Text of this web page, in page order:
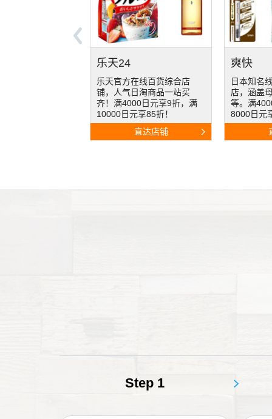
爽快
日本知名线上日化药妆商
店，涵盖母婴和生活用品
等。满4000日元享9折，满
8000日元享88折！
直达店铺
松本清
大型生活
官方店铺
彩妆、母
等应有尽
Vicweb
MIKIHOUSE为主的童装店，
MIKIHOUSE商品比较齐，还
有儿童餐具、户外运动和其
他儿童生活用品。
直达店铺
西松屋
综合线上
尿布奶粉
鞋，几乎
商品都可
at-N
办公用品和文具专卖，凌
美、写乐和百乐等日本书写
品牌钢笔品种多。
直达店铺
Charm
十年口碑
物食品保
品，为家
生活。
Murauchi
生活家电通贩，推荐关注电
饭煲、美容仪、空净器等，
还有专业乐器可供选择。
直达店铺
Edion
日本家电
一，主营
价格好，
关注各类
Foot time
乐天金牌店铺，品类齐全的
鞋履专卖店，不仅有运动鞋
品牌，还有UGG，踢不烂，
马丁靴等品牌。
直达店铺
户外运动
高尔夫、
徒步等都
备，十分
Loook
隐形眼镜专门店！主打各种
款式彩片，特别是自然款，
日抛到年抛都有。经常有积
分翻倍活动！
直达店铺
海量日系
快，杂志
有积分翻
TSUJIMOTO coffee
咖啡专卖店，选取优质咖啡
豆新鲜烘焙制成，工厂直
送，多种口味，更有方便的
挂耳式咖啡。
直达店铺
北海道
专营北海
新鲜发货
亭、
人、柳月
Step 1